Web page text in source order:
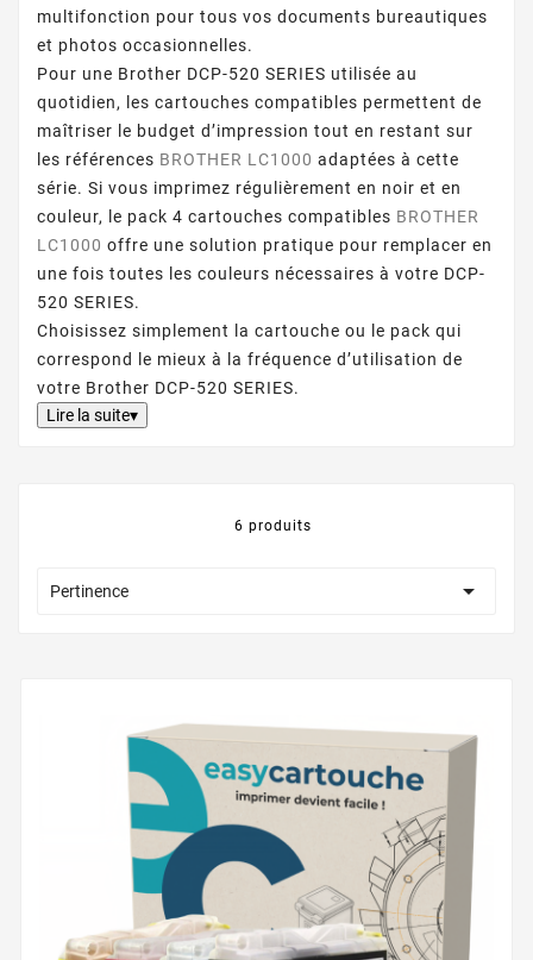
multifonction pour tous vos documents bureautiques
et photos occasionnelles.
Pour une Brother DCP-520 SERIES utilisée au
quotidien, les cartouches compatibles permettent de
maîtriser le budget d’impression tout en restant sur
les références BROTHER LC1000 adaptées à cette
série. Si vous imprimez régulièrement en noir et en
couleur, le pack 4 cartouches compatibles BROTHER
LC1000 offre une solution pratique pour remplacer en
une fois toutes les couleurs nécessaires à votre DCP-
520 SERIES.
Choisissez simplement la cartouche ou le pack qui
correspond le mieux à la fréquence d’utilisation de
votre Brother DCP-520 SERIES.
Lire la suite▾
6 produits
Pertinence 